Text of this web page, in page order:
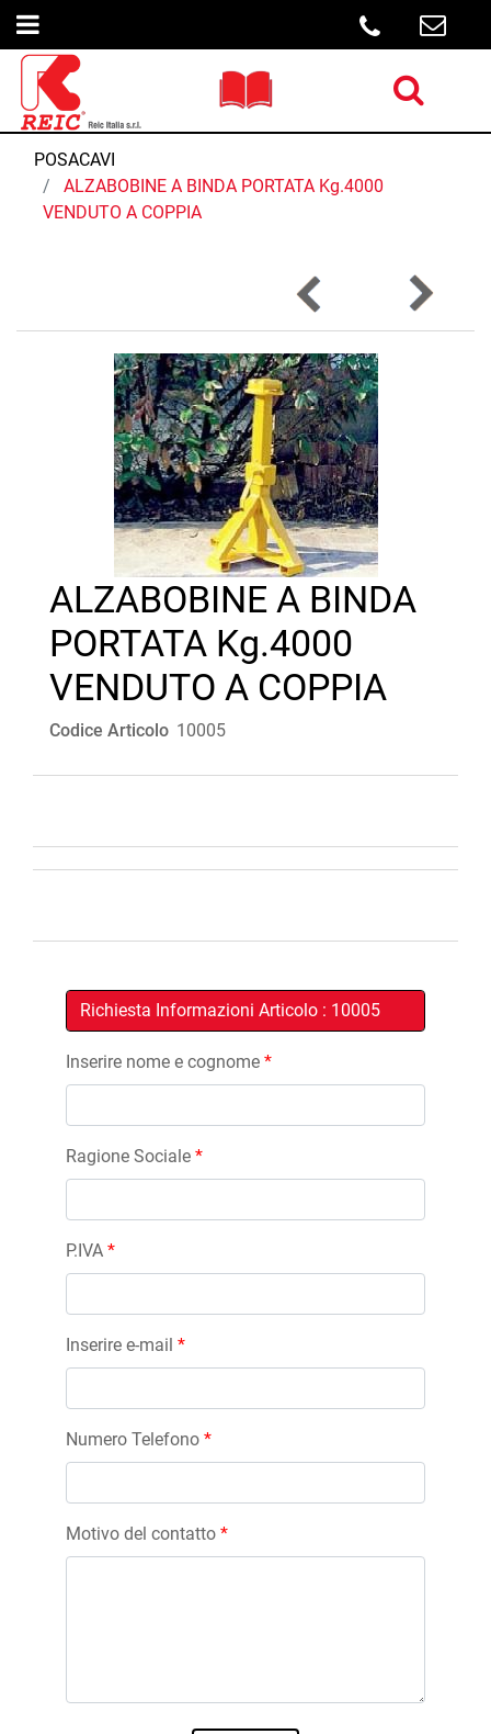
Open menu
Open menu
POSACAVI
ALZABOBINE A BINDA PORTATA Kg.4000
VENDUTO A COPPIA
ALZABOBINE A BINDA
PORTATA Kg.4000
VENDUTO A COPPIA
Codice Articolo 10005
Inserire nome e cognome *
Ragione Sociale *
P.IVA *
Inserire e-mail *
Numero Telefono *
Motivo del contatto *